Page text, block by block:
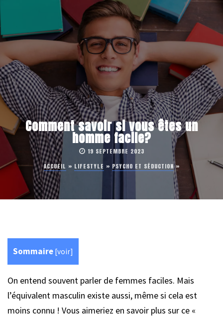
Comment savoir si vous êtes un
homme facile?
19 SEPTEMBRE 2023
ACCUEIL » LIFESTYLE » PSYCHO ET SÉDUCTION»
Sommaire [voir]
On entend souvent parler de femmes faciles. Mais
l’équivalent masculin existe aussi, même si cela est
moins connu ! Vous aimeriez en savoir plus sur ce «